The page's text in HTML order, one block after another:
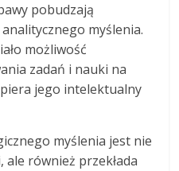
pobudzają
myślenia.
możliwość
zadań i nauki na
jego intelektualny
myślenia jest nie
również przekłada